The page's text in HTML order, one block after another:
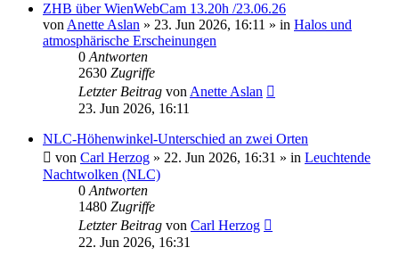
ZHB über WienWebCam 13.20h /23.06.26
von Anette Aslan » 23. Jun 2026, 16:11 » in Halos und
atmosphärische Erscheinungen
0 Antworten
2630 Zugriffe
Letzter Beitrag von Anette Aslan
23. Jun 2026, 16:11
NLC-Höhenwinkel-Unterschied an zwei Orten
von Carl Herzog » 22. Jun 2026, 16:31 » in Leuchtende
Nachtwolken (NLC)
0 Antworten
1480 Zugriffe
Letzter Beitrag von Carl Herzog
22. Jun 2026, 16:31